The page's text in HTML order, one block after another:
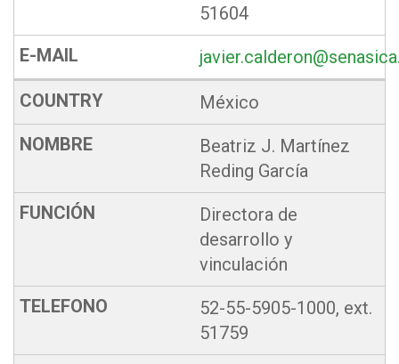
51604
México
Beatriz J. Martínez
Reding García
Directora de
desarrollo y
vinculación
52-55-5905-1000, ext.
51759